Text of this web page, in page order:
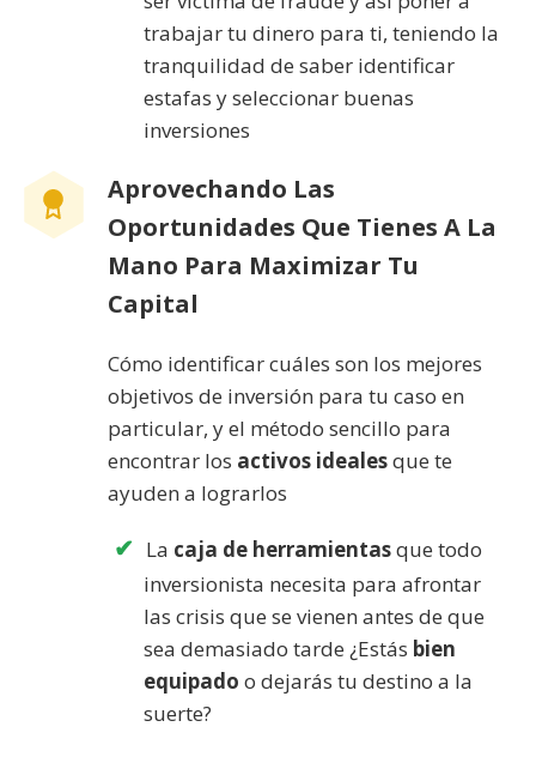
trabajar tu dinero para ti, teniendo la
tranquilidad de saber identificar
estafas y seleccionar buenas
inversiones
Aprovechando Las
Oportunidades Que Tienes A La
Mano Para Maximizar Tu
Capital
Cómo identificar cuáles son los mejores
objetivos de inversión para tu caso en
particular, y el método sencillo para
encontrar los activos idealesque te
ayuden a lograrlos
La caja de herramientasque todo
inversionista necesita para afrontar
las crisis que se vienen antes de que
sea demasiado tarde ¿Estás bien
equipado o dejarás tu destino a la
suerte?